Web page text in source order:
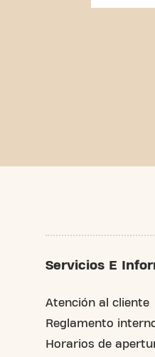
Servicios E
Atención al cliente
Reglamento
Horarios de